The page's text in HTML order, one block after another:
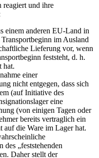
reagiert und ihre
einem anderen EU-Land in
im Ausland
Lieferung vor, wenn
feststeht, d. h.
hat.
einer
nicht entgegen, dass sich
(auf Initiative des
eine
(von einigen Tagen oder
bereits vertraglich ein
auf die Ware im Lager hat.
des „feststehenden
Daher stellt der